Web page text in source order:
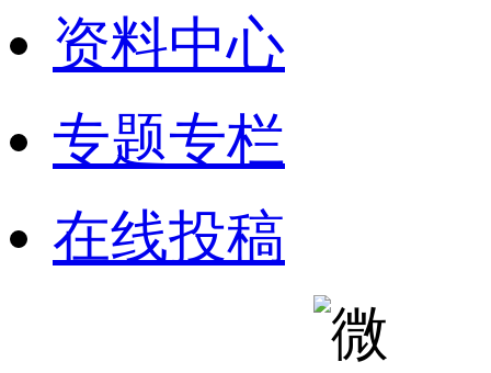
资料中心
专题专栏
在线投稿